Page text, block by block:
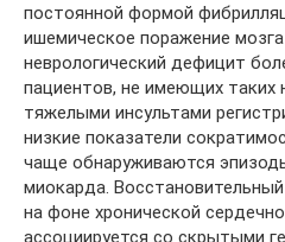
постоянной формой
ишемическое поражение
неврологический дефицит
пациентов, не имеющих таких
тяжелыми инсультами
низкие показатели
чаще обнаруживаются
миокарда.
на фоне хронической
ассоциируется со скрытыми